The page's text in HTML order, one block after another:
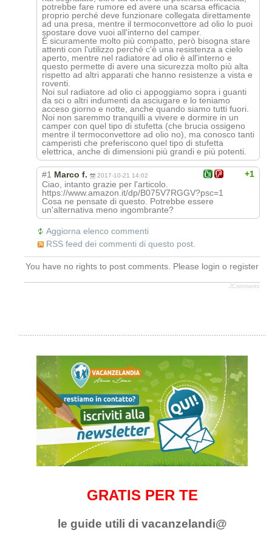
potrebbe fare rumore ed avere una scarsa efficacia
proprio perché deve funzionare collegata direttamente
ad una presa, mentre il termoconvettore ad olio lo puoi
spostare dove vuoi all'interno del camper.
È sicuramente molto più compatto, però bisogna stare
attenti con l'utilizzo perché c'è una resistenza a cielo
aperto, mentre nel radiatore ad olio è all'interno e
questo permette di avere una sicurezza molto più alta
rispetto ad altri apparati che hanno resistenze a vista e
roventi.
Noi sul radiatore ad olio ci appoggiamo sopra i guanti
da sci o altri indumenti da asciugare e lo teniamo
acceso giorno e notte, anche quando siamo tutti fuori.
Noi non saremmo tranquilli a vivere e dormire in un
camper con quel tipo di stufetta (che brucia ossigeno
mentre il termoconvettore ad olio no), ma conosco tanti
camperisti che preferiscono quel tipo di stufetta
elettrica, anche di dimensioni più grandi e più potenti.
+1
#1 Marco f. 2017-10-21 14:02
Ciao, intanto grazie per l'articolo.
https://www.amazon.it/dp/B075V7RGGV?psc=1
Cosa ne pensate di questo. Potrebbe essere
un'alternativa meno ingombrante?
Aggiorna elenco commenti
RSS feed dei commenti di questo post.
You have no rights to post comments. Please login o register
JComments
GRATIS PER TE
le guide utili di vacanzelandi@